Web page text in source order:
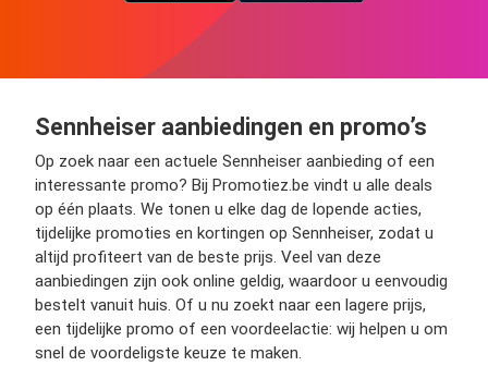
Sennheiser aanbiedingen en promo’s
Op zoek naar een actuele Sennheiser aanbieding of een
interessante promo? Bij Promotiez.be vindt u alle deals
op één plaats. We tonen u elke dag de lopende acties,
tijdelijke promoties en kortingen op Sennheiser, zodat u
altijd profiteert van de beste prijs. Veel van deze
aanbiedingen zijn ook online geldig, waardoor u eenvoudig
bestelt vanuit huis. Of u nu zoekt naar een lagere prijs,
een tijdelijke promo of een voordeelactie: wij helpen u om
snel de voordeligste keuze te maken.